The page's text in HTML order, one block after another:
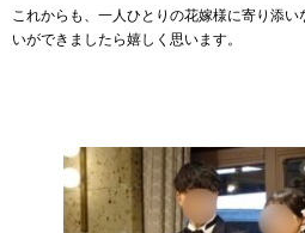
これからも、一人ひとりの花嫁様に寄り添
いができましたら嬉しく思います。